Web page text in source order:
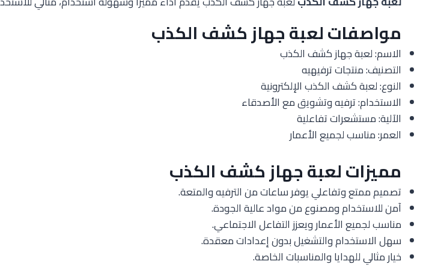
مواصفات لعبة جهاز كشف الكذب
الاسم: لعبة جهاز كشف الكذب
التصنيف: منتجات ترفيهيه
النوع: لعبة كشف الكذب الإلكترونية
الاستخدام: ترفيه وتشويق مع الأصدقاء
الآلية: مستشعرات تفاعلية
العمر: مناسب لجميع الأعمار
مميزات لعبة جهاز كشف الكذب
تصميم ممتع وتفاعلي يوفر ساعات من الترفيه والمتعة.
آمن للاستخدام ومصنوع من مواد عالية الجودة.
مناسب لجميع الأعمار ويعزز التفاعل الاجتماعي.
سهل الاستخدام والتشغيل بدون إعدادات معقدة.
خيار مثالي للهدايا والمناسبات الخاصة.